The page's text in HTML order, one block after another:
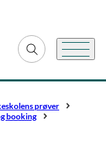
Fold søgefelt ud
Menu
prøver
booking